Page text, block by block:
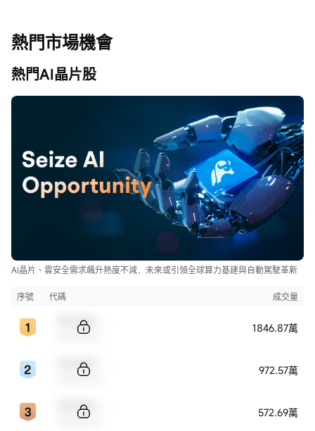
熱門市場機會
熱門AI晶片股
AI晶片、雲安全需求飆升熱度不減，未來或引領全球算力基建與自動駕駛革新
序號 代碼 成交量
1846.87萬
972.57萬
572.69萬